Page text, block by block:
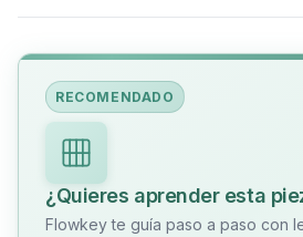
RECOMENDADO
¿Quieres aprender esta
Flowkey te guía paso a paso con